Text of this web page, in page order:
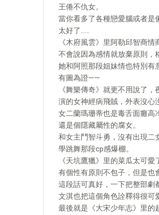
王倦不仇女。
當你看多了各種戀愛腦或者是
太好了……
《木府風雲》里阿勒邱智商情
不會說因為感情就放棄原則，
她和阿照那段姐妹情也特別有
有圖為證——
《舞樂傳奇》就更不用說了，
演的女神經病飛賊，外表沒心
女二蘭瑪珊蒂也是毒舌面癱高
還是個隱藏屬性的腐女。
和女主鬥智斗勇，沒有出現二
學跳舞那段cp感爆棚。
《天坑鷹獵》里的菜瓜太可愛
有個性有原則不包子，但是也
這段話可真好，一下把整部劇
文淇也把這個角色詮釋得很可
最後就是《大宋少年志》里的